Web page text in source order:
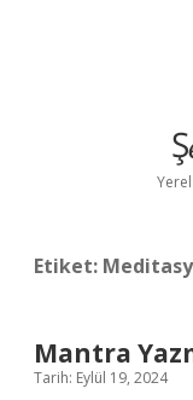
Etiket:
Mantra
Tarih: Eylül 19, 2024